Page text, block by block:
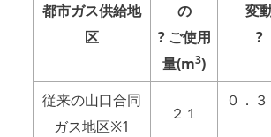
都市ガス供給地
区
の
? ご使用
量(m3)
変
?
従来の山口合同
ガス地区※1
２１
０．